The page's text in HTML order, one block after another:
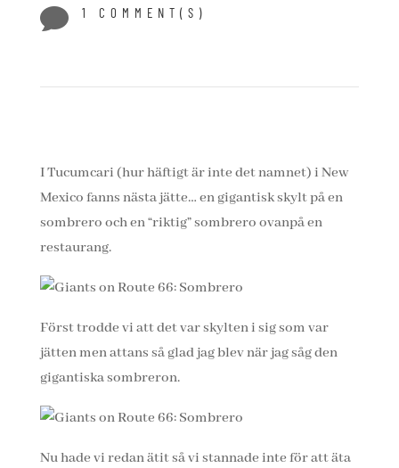
 1 COMMENT(S)
I Tucumcari (hur häftigt är inte det namnet) i New
Mexico fanns nästa jätte… en gigantisk skylt på en
sombrero och en “riktig” sombrero ovanpå en
restaurang.
Först trodde vi att det var skylten i sig som var
jätten men attans så glad jag blev när jag såg den
gigantiska sombreron.
Nu hade vi redan ätit så vi stannade inte för att äta